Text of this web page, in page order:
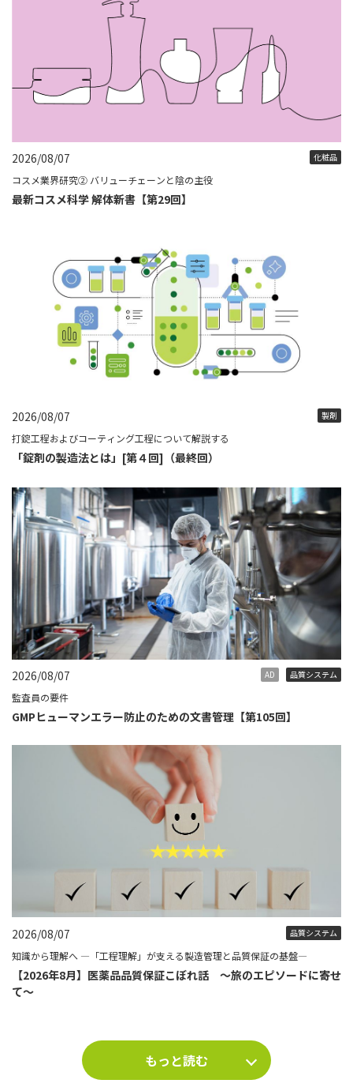
2026/08/07 化粧品
コスメ業界研究② バリューチェーンと陰の主役
最新コスメ科学 解体新書【第29回】
2026/08/07 製剤
打錠工程およびコーティング工程について解説する
「錠剤の製造法とは」[第４回]（最終回）
2026/08/07 AD 品質システム
監査員の要件
GMPヒューマンエラー防止のための文書管理【第105回】
2026/08/07 品質システム
知識から理解へ ―「工程理解」が支える製造管理と品質保証の基盤―
【2026年8月】医薬品品質保証こぼれ話 ～旅のエピソードに寄せ
て～
もっと読む